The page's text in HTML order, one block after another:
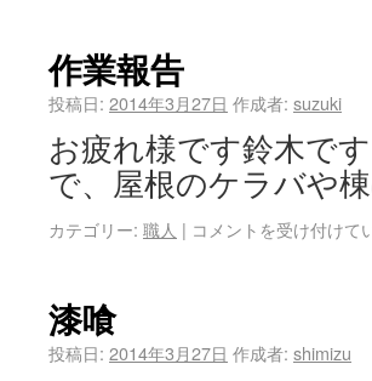
作業報告
投稿日: 2014年3月27日 作成者: suzuki
お疲れ様です鈴木で
で、屋根のケラバや
カテゴリー: 職人 | コメントを受け付けて
漆喰
投稿日: 2014年3月27日 作成者: shimizu